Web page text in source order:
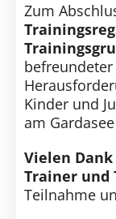
Zum
Kinder und
am
Vielen
Trainer und
Teilnahme